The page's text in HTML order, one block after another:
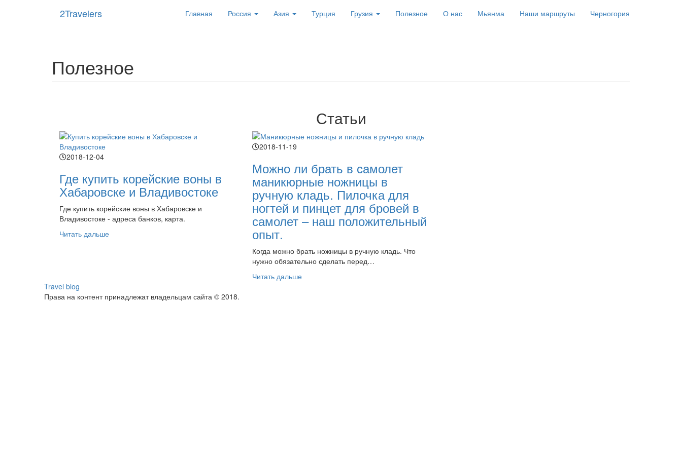
2Travelers Main
Главная Россия Азия Турция Грузия Полезное О нас Мьянма Наши маршруты Черногория
Полезное
Статьи
2018-12-04
Где купить корейские воны в
Хабаровске и Владивостоке
Где купить корейские воны в Хабаровске и
Владивостоке - адреса банков, карта.
Читать дальше
2018-11-19
Можно ли брать в самолет
маникюрные ножницы в
ручную кладь. Пилочка для
ногтей и пинцет для бровей в
самолет – наш положительный
опыт.
Когда можно брать ножницы в ручную кладь. Что
нужно обязательно сделать перед…
Читать дальше
Travel blog
Права на контент принадлежат владельцам сайта © 2018.